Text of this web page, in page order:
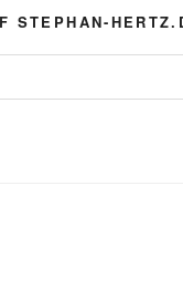
STEPHAN-